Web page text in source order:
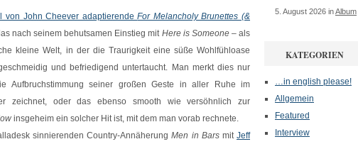
von John Cheever adaptierendeFor Melancholy Brunettes (&
nach seinem behutsamen Einstieg mit Here is Someone– als
kleine Welt, in der die Traurigkeit eine süße Wohlfühloase
und befriedigend untertaucht. Man merkt dies nur
Aufbruchstimmung seiner großen Geste in aller Ruhe im
zeichnet, oder das ebenso smooth wie versöhnlich zur
insgeheim ein solcher Hit ist, mit dem man vorab rechnete.
sinnierenden Country-Annäherung Men in BarsmitJeff
5. August 2026 inAlbum
KATEGORIEN
…in english please!
Allgemein
Featured
Interview